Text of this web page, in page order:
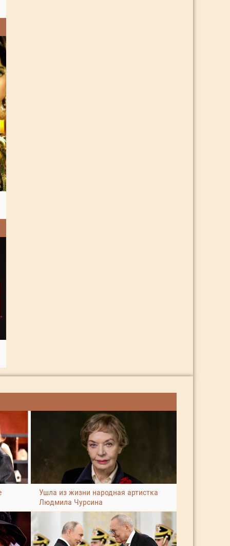
Ушла из жизни народная артистка
Людмила Чурсина